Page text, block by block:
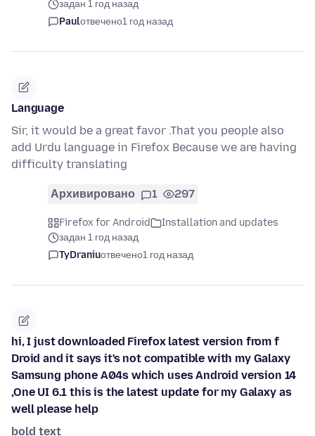
задан 1 год назад
Paulотвечено1 год назад
Language
Sir, it would be a great favor .That you people also
add Urdu language in Firefox Because we are having
difficulty translating
Архивировано 1 297
Firefox for Android
Installation and updates
задан 1 год назад
TyDraniuотвечено1 год назад
hi, I just downloaded Firefox latest version from f
Droid and it says it's not compatible with my Galaxy
Samsung phone A04s which uses Android version 14
,One UI 6.1 this is the latest update for my Galaxy as
well please help
bold text